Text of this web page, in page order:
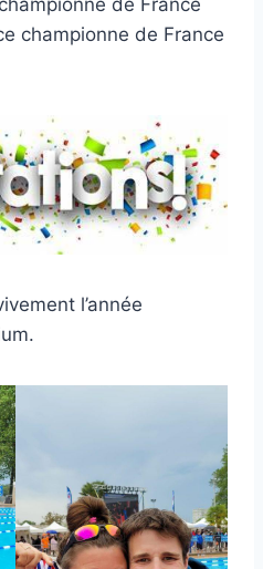
championne de France
l’année